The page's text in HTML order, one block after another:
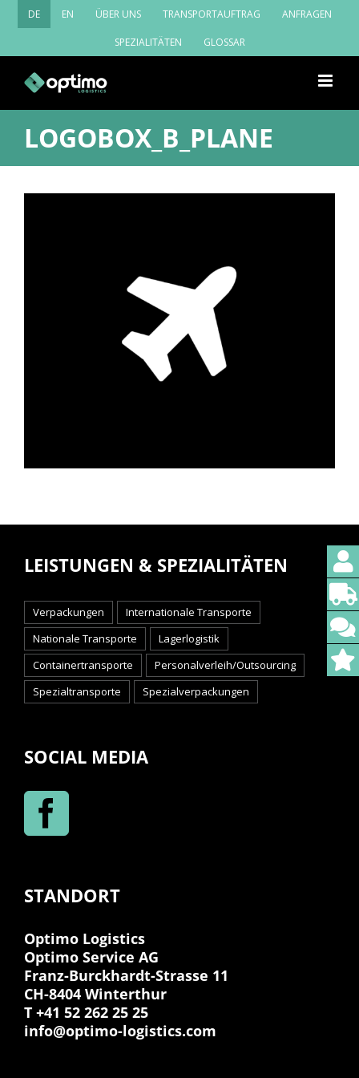
Zum
Inhalt
DE EN ÜBER UNS TRANSPORTAUFTRAG ANFRAGEN
SPEZIALITÄTEN GLOSSAR
LOGOBOX_B_PLANE
LEISTUNGEN & SPEZIALITÄTEN
Verpackungen
Internationale Transporte
Nationale Transporte
Lagerlogistik
Containertransporte
Personalverleih/Outsourcing
Spezialtransporte
Spezialverpackungen
SOCIAL MEDIA
STANDORT
Optimo Logistics
Optimo Service AG
Franz-Burckhardt-Strasse 11
CH-8404 Winterthur
T +41 52 262 25 25
info@optimo-logistics.com